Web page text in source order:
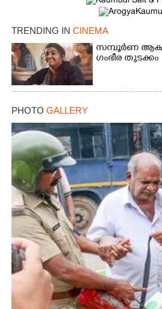
TRENDING IN CINEMA
സമ്പൂർണ ആക്ഷൻ
ഗംഭീര തുടക്കം
PHOTO GALLERY